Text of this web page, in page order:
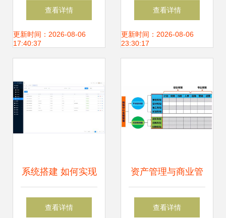
司价值创新 企业资
产管理的新视角
查看详情
更新时间：2026-08-06
17:40:37
驱动人生企业版抢
先试用
查看详情
更新时间：2026-08-06
23:30:17
系统搭建 如何实现
企业资产管理效率
查看详情
资产管理与商业管
理的融合 企业高效
查看详情